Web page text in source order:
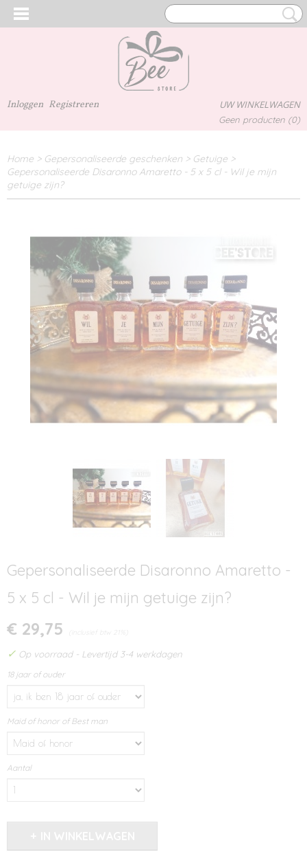
Inloggen Registreren UW WINKELWAGEN
Geen producten (0)
Home > Gepersonaliseerde geschenken > Getuige >
Gepersonaliseerde Disaronno Amaretto - 5 x 5 cl - Wil je mijn
getuige zijn?
Gepersonaliseerde Disaronno Amaretto -
5 x 5 cl - Wil je mijn getuige zijn?
€ 29,75 (inclusief btw 21%)
✓ Op voorraad - Levertijd 3-4 werkdagen
18 jaar of ouder
Maid of honor of Best man
Aantal